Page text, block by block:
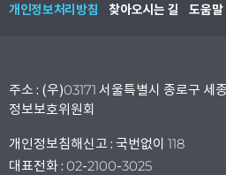
개인정보처리방침 찾아오시는 길 도움말
주소 : (우)03171 서울특별시 종로구 세
정보보호위원회
개인정보침해신고 : 국번없이 118
대표전화 : 02-2100-3025